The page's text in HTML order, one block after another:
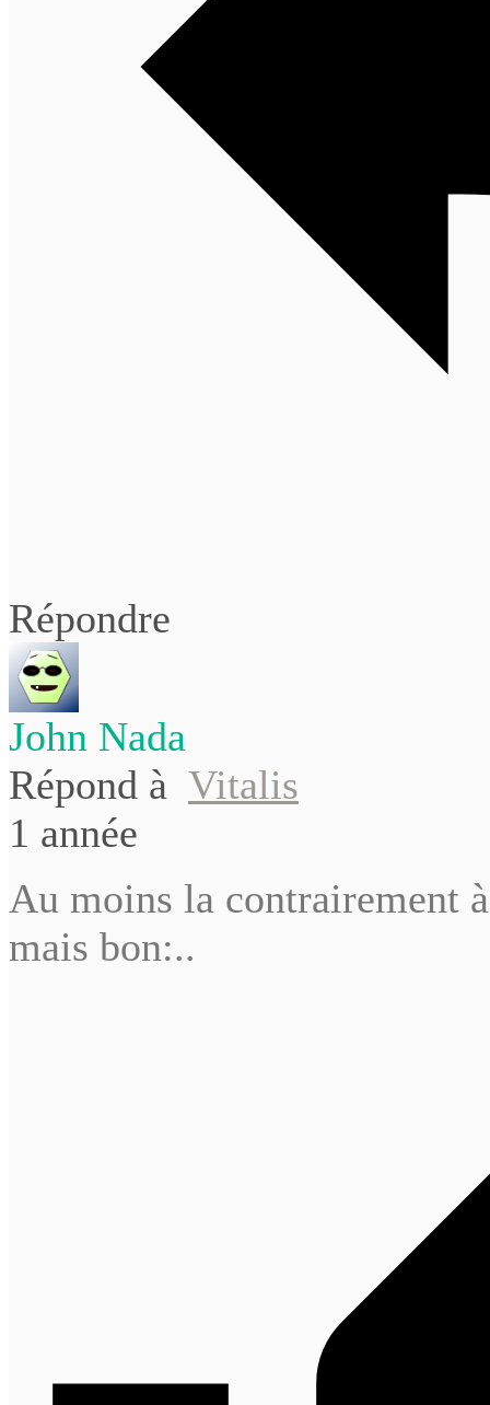
Répondre
John Nada
Répond à Vitalis
1 année
Au moins la contrairement
mais bon:..